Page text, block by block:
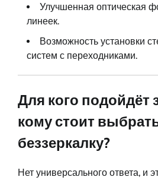
Улучшенная оптическая
линеек.
Возможность установки
систем с переходниками.
Для кого подойдёт
кому стоит
беззеркалку?
Нет универсального ответа, и